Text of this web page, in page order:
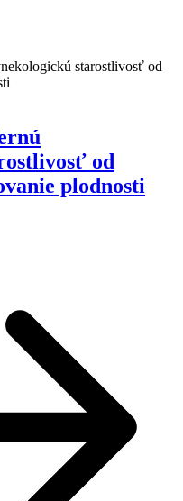
od
plodnosti